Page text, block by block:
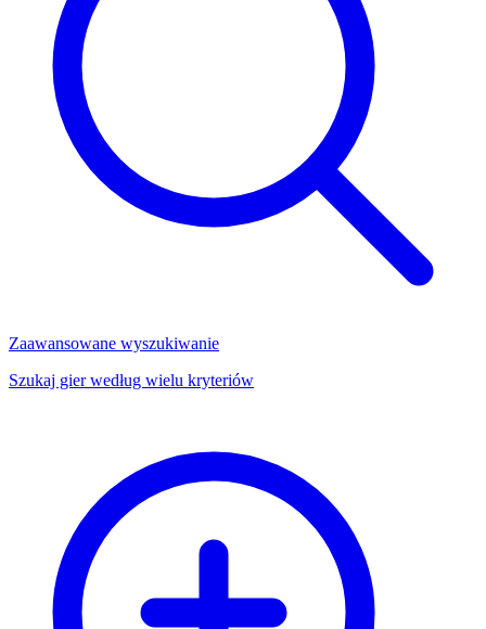
Zaawansowane wyszukiwanie
Szukaj gier według wielu kryteriów